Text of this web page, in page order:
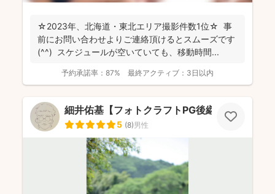
☆2023年、北海道・東北エリア撮影件数1位☆ 事
前にお問い合わせよりご連絡頂けるとスムーズです
(^^) スケジュールが空いていても、移動時間...
予約承諾率： 87% 最終アクティブ： 3日以内
細井佑基【フォトクラフトPG後継ぎ】
5 (8)男性